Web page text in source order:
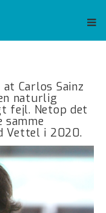
Carlos Sainz
naturlig
fejl. Netop det
samme
Vettel i 2020.